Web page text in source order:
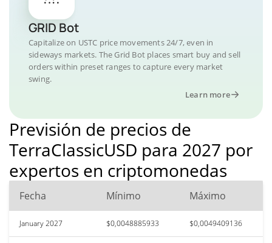
GRID Bot
Capitalize on USTC price movements 24/7, even in
sideways markets. The Grid Bot places smart buy and sell
orders within preset ranges to capture every market
swing.
Learn more
Previsión de precios de
TerraClassicUSD para 2027 por
expertos en criptomonedas
Fecha Mínimo Máximo
January 2027 $0,0048885933 $0,0049409136